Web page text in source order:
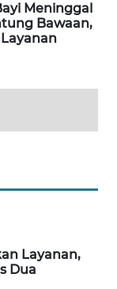
Meninggal
Bawaan,
Layanan,
Dua